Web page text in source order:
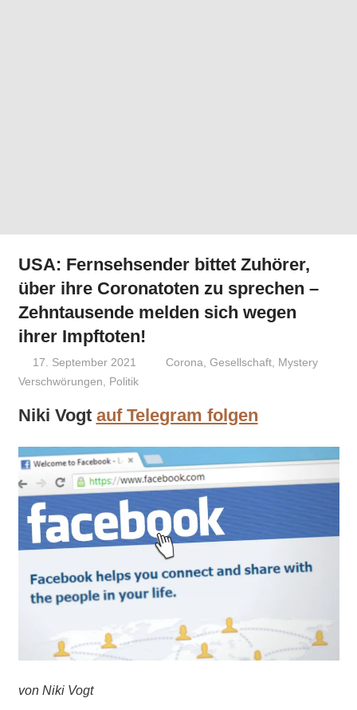
USA: Fernsehsender bittet Zuhörer,
über ihre Coronatoten zu sprechen –
Zehntausende melden sich wegen
ihrer Impftoten!
17. September 2021 Niki Vogt
Corona,Gesellschaft, Mystery
Verschwörungen, Politik
Niki Vogt auf Telegram folgen
von Niki Vogt